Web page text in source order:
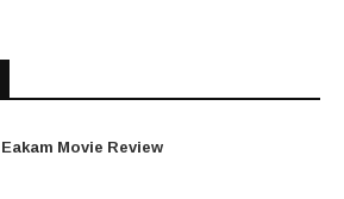
Eakam Movie Review